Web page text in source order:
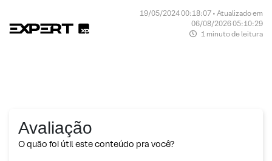
19/05/2024 00:18:07 • Atualizado em
06/08/2026 05:10:29
1 minuto de leitura
Avaliação
O quão foi útil este conteúdo pra você?